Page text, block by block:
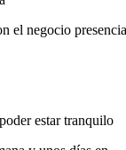
negocio
estar tranquilo